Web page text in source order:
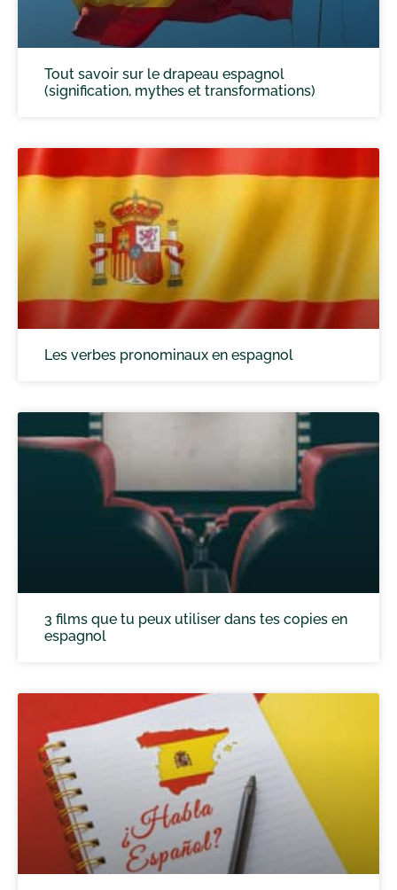
Tout savoir sur le drapeau espagnol
(signification, mythes et transformations)
Les verbes pronominaux en espagnol
3 films que tu peux utiliser dans tes copies en
espagnol